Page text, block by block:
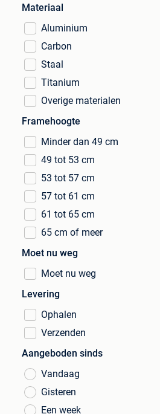
Materiaal
Aluminium
Carbon
Staal
Titanium
Overige materialen
Framehoogte
Minder dan 49 cm
49 tot 53 cm
53 tot 57 cm
57 tot 61 cm
61 tot 65 cm
65 cm of meer
Moet nu weg
Moet nu weg
Levering
Ophalen
Verzenden
Aangeboden sinds
Vandaag
Gisteren
Een week